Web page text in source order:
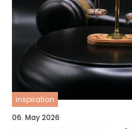
inspiration
06. May 2026